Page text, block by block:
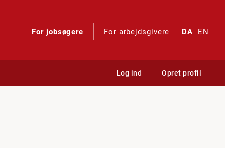
For jobsøgere For arbejdsgivere DA EN
Log ind Opret profil